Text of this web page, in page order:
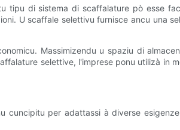
tipu di sistema di scaffalature pò esse
U scaffale selettivu furnisce ancu una
Massimizendu u spaziu di
selettive, l'imprese ponu utilizà in
cuncipitu per adattassi à diverse